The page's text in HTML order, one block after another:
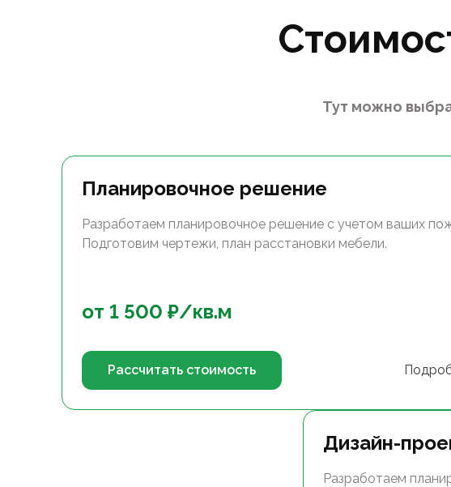
Тут можно
Планировочное решение
Разработаем планировочное решение с учетом ваших
Подготовим чертежи, план расстановки мебели.
от 1 500 ₽/кв.м
Рассчитать стоимость
Дизайн-
Разработаем